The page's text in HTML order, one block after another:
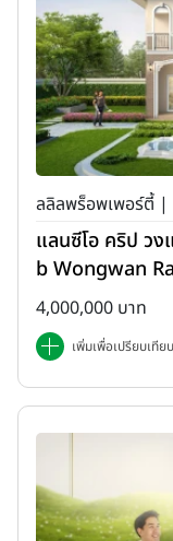
ลลิลพร็อพเพอร์ตี้ |
แลนซีโอ คริป ว
b Wongwan
4,000,000 บาท
เพิ่มเพื่อเปรียบเทียบ